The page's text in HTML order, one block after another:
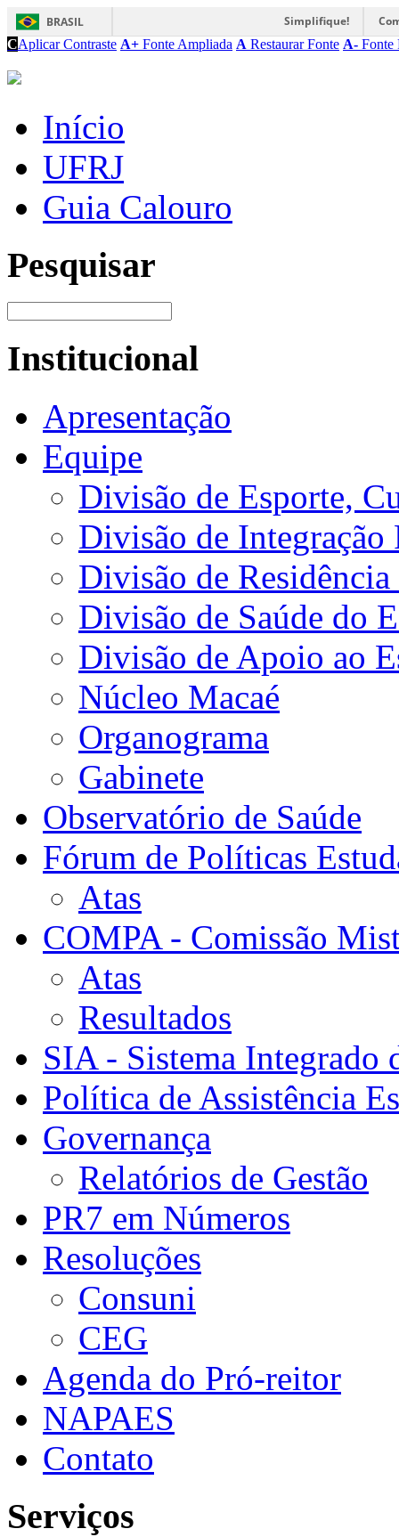
BRASIL Simplifique!
CAplicar Contraste A+ Fonte Ampliada A Restaurar Fonte A- Fonte
Início
UFRJ
Guia Calouro
Pesquisar
Institucional
Apresentação
Equipe
Divisão de Esporte,
Divisão de Integração
Divisão de
Divisão de Saúde do
Divisão de Apoio ao
Núcleo Macaé
Organograma
Gabinete
Observatório de Saúde
Fórum de Políticas
Atas
COMPA - Comissão
Atas
Resultados
SIA - Sistema Integrado
Política de Assistência
Governança
Relatórios de Gestão
PR7 em Números
Resoluções
Consuni
CEG
Agenda do Pró-reitor
NAPAES
Contato
Serviços